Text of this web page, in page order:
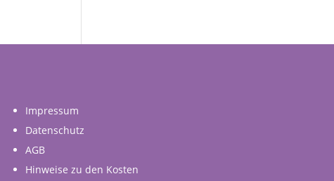
Impressum
Datenschutz
AGB
Hinweise zu den Kosten